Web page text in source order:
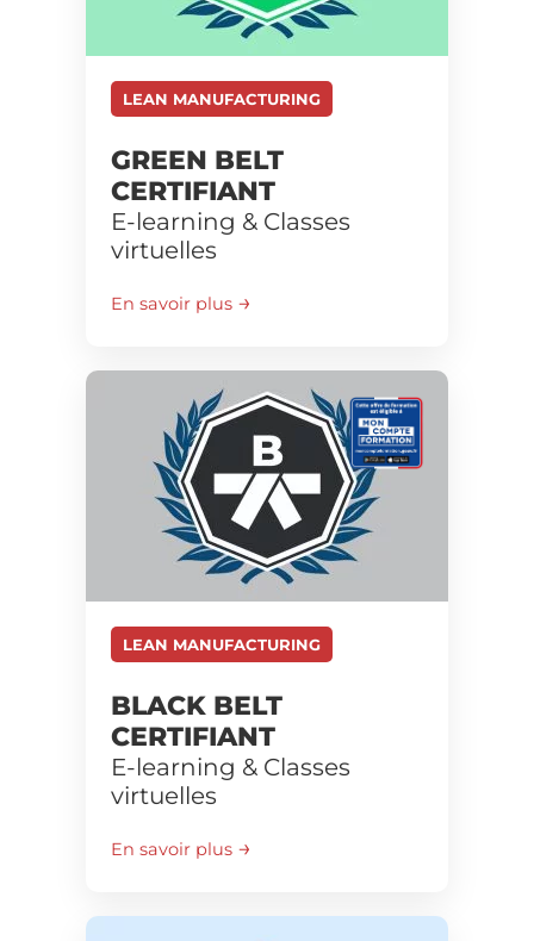
LEAN MANUFACTURING
GREEN BELT
CERTIFIANT
E-learning & Classes
virtuelles
En savoir plus
LEAN MANUFACTURING
BLACK BELT
CERTIFIANT
E-learning & Classes
virtuelles
En savoir plus